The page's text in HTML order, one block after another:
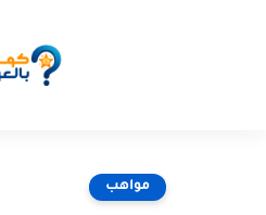
مواهب